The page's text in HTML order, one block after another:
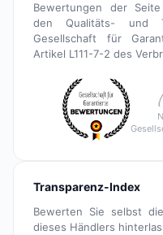
Bewertungen der Seite
den Qualitäts- und
Gesellschaft für
Artikel L111-7-2 des
Transparenz-Index
Bewerten Sie selbst
dieses Händlers